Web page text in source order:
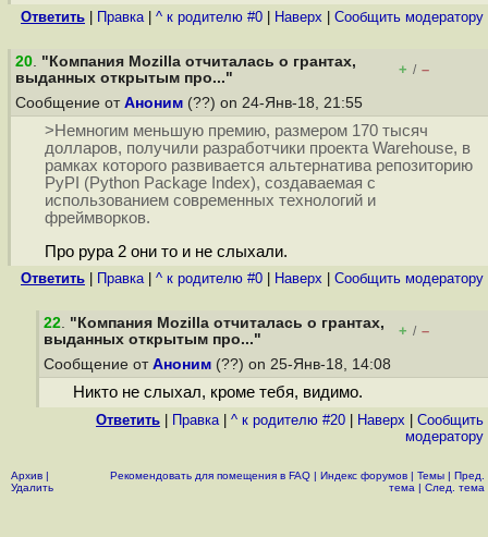
Ответить Правка| ^ к родителю #0 Наверх Cообщить модератору
20. "Компания Mozilla отчиталась о грантах,
выданных открытым про..."
+ / –
Сообщение от Аноним (??) on 24-Янв-18, 21:55
>Немногим меньшую премию, размером 170 тысяч
долларов, получили разработчики проекта Warehouse, в
рамках которого развивается альтернатива репозиторию
PyPI (Python Package Index), создаваемая с
использованием современных технологий и
фреймворков.
Про pypa 2 они то и не слыхали.
Ответить Правка| ^ к родителю #0 Наверх Cообщить модератору
22. "Компания Mozilla отчиталась о грантах,
выданных открытым про..."
+ / –
Сообщение от Аноним (??) on 25-Янв-18, 14:08
Никто не слыхал, кроме тебя, видимо.
Ответить Правка| ^ к родителю #20 Наверх
Cообщить
модератору
Архив |
Удалить
Рекомендовать для помещения в FAQ | Индекс форумов | Темы | Пред.
тема | След. тема